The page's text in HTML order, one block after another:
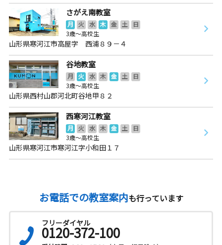
さがえ南教室
月 火 水 木 金 土
日
3歳～高校生
山形県寒河江市高屋字 西浦８９－４
谷地教室
月 火 水 木 金 土
日
3歳～高校生
山形県西村山郡河北町谷地甲８２
西寒河江教室
月 火 水 木 金 土
日
3歳～高校生
山形県寒河江市寒河江字小和田１７
お電話での教室案内も行っています
フリーダイヤル
0120-372-100